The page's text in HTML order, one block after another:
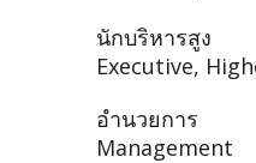
นักบริหารสูง
Executive,
อำนวยการ
Management